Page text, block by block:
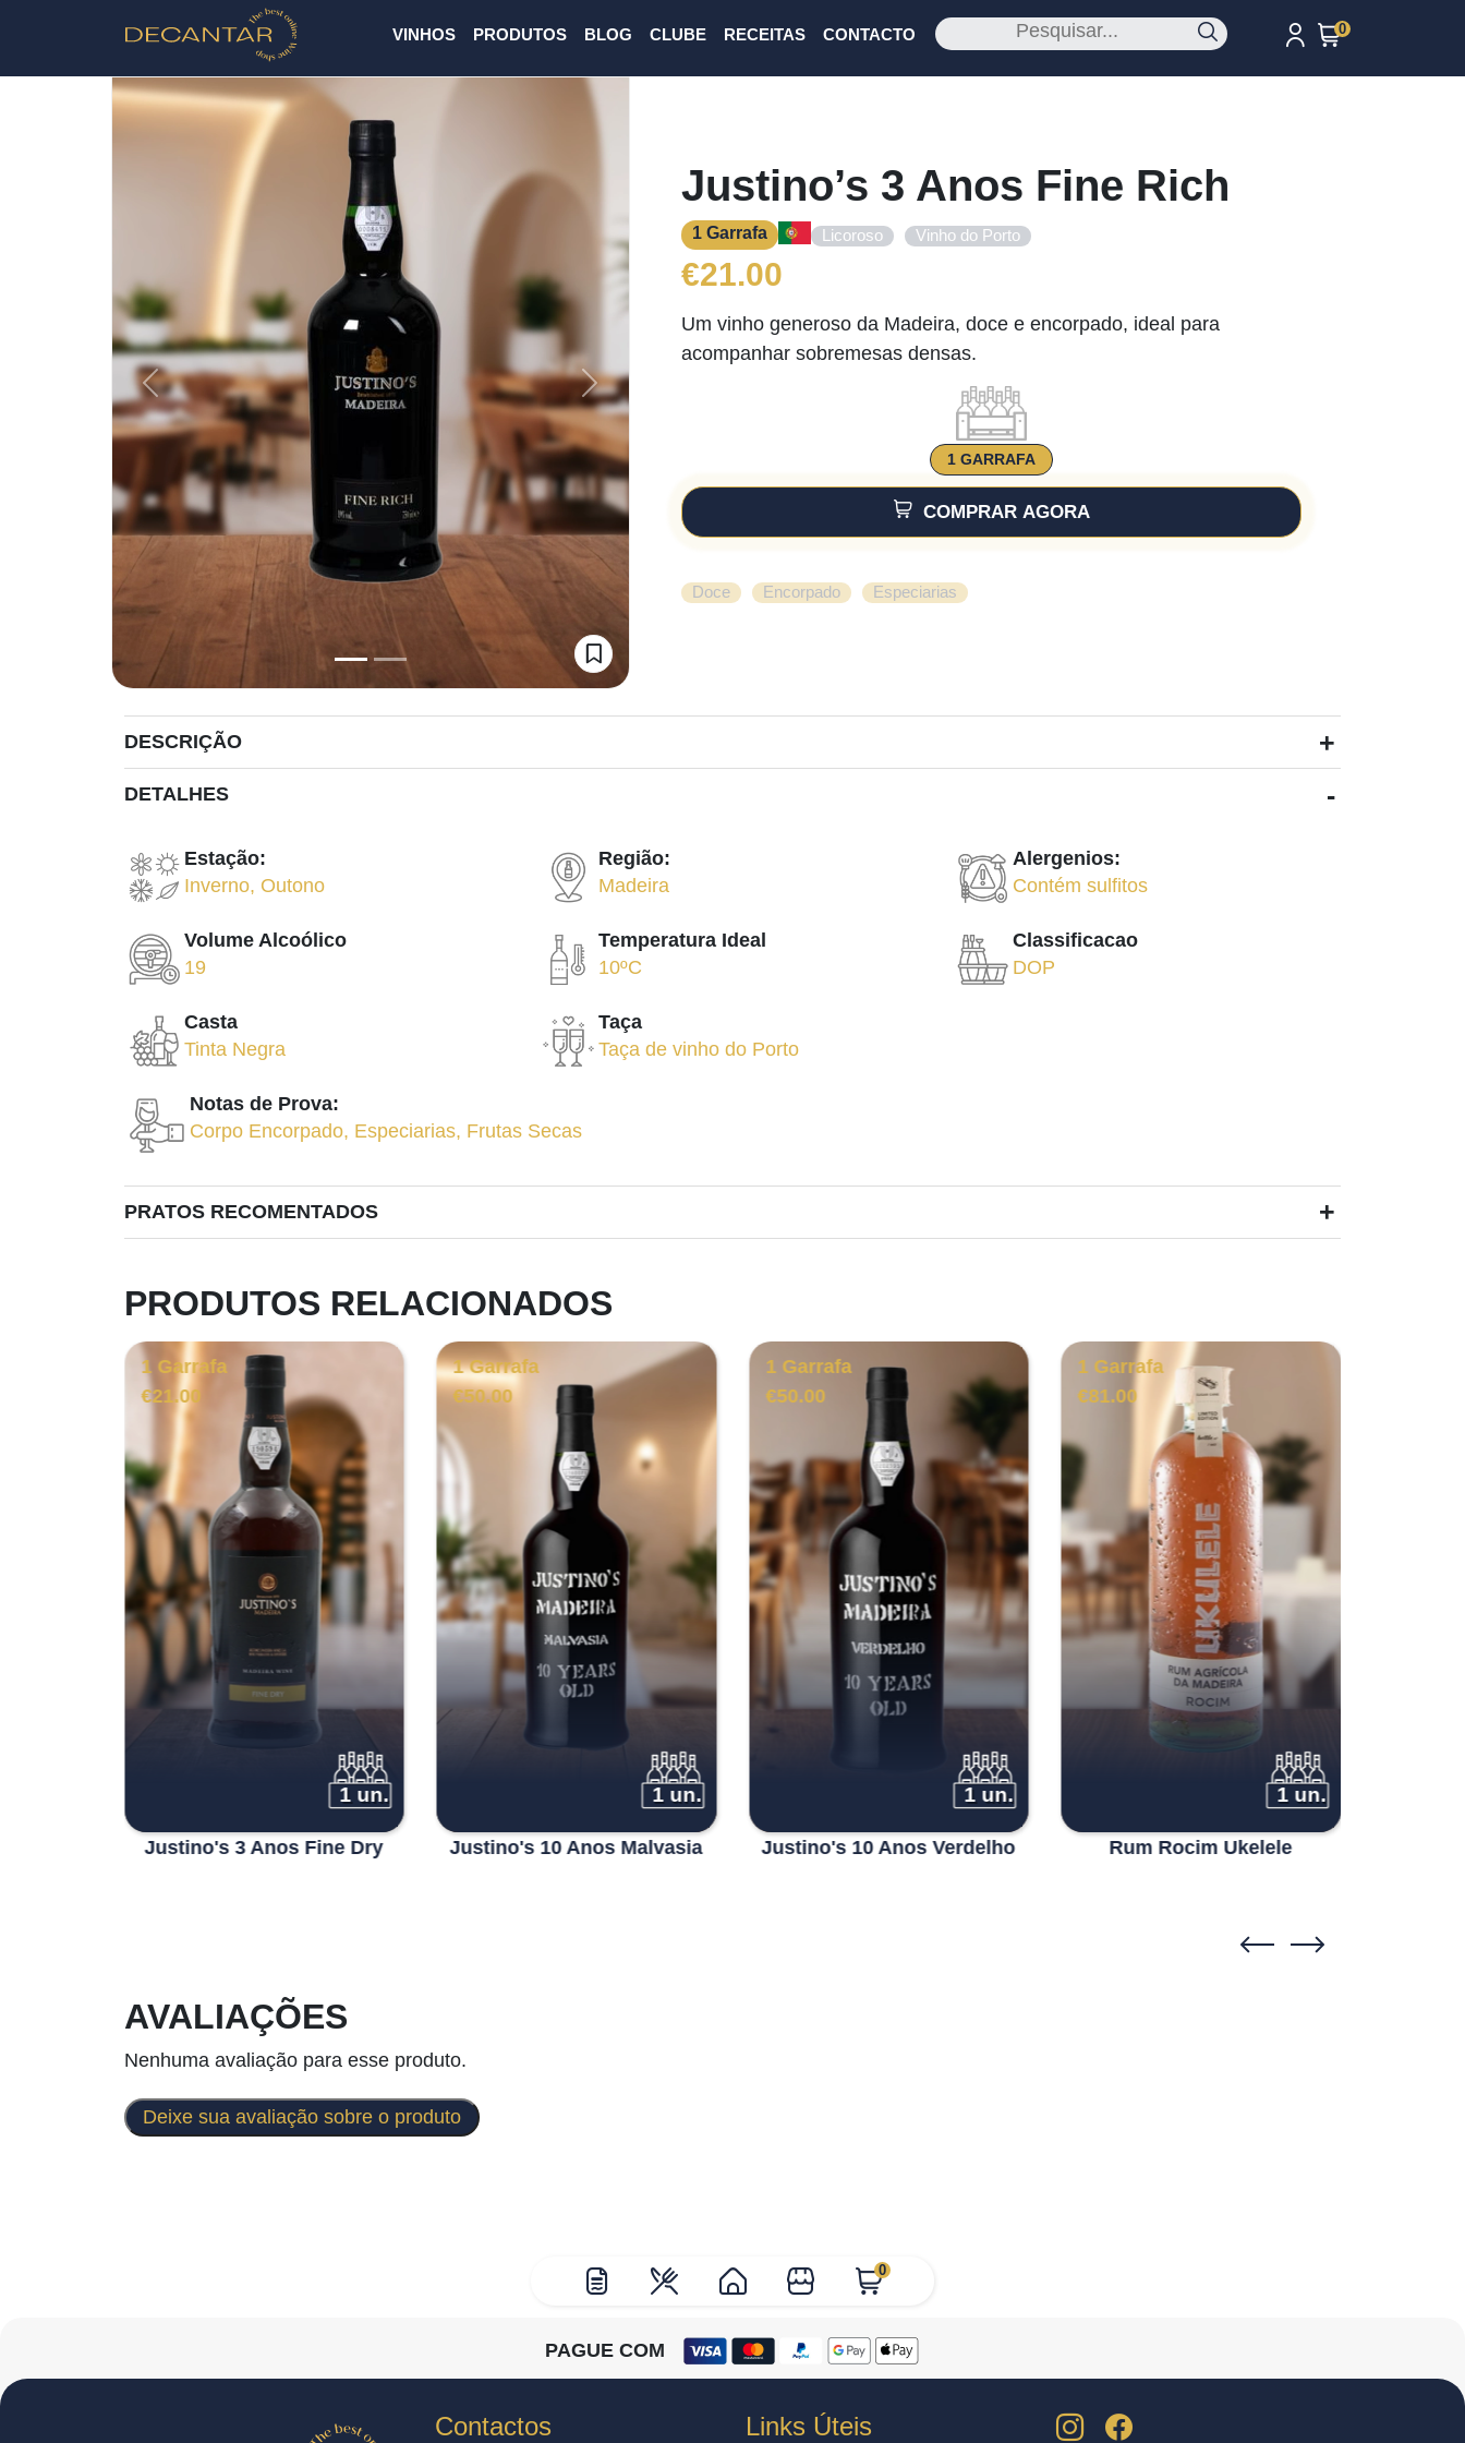
VINHOS PRODUTOS BLOG CLUBE RECEITAS CONTACTO 0
0
Previous Next
Justino’s 3 Anos Fine Rich
1 Garrafa Licoroso Vinho do Porto
€21.00
Um vinho generoso da Madeira, doce e encorpado, ideal para
acompanhar sobremesas densas.
1 GARRAFA
COMPRAR AGORA
Doce Encorpado Especiarias
DESCRIÇÃO +
DETALHES -
Estação:
Inverno, Outono
Região:
Madeira
Alergenios:
Contém sulfitos
Volume Alcoólico
19
Temperatura Ideal
10ºC
Classificacao
DOP
Casta
Tinta Negra
Taça
Taça de vinho do Porto
Notas de Prova:
Corpo Encorpado, Especiarias, Frutas Secas
PRATOS RECOMENTADOS +
PRODUTOS RELACIONADOS
1 Garrafa
€21.00
1 un.
Justino's 3 Anos Fine Dry
1 Garrafa
€50.00
1 un.
Justino's 10 Anos Malvasia
1 Garrafa
€50.00
1 un.
Justino's 10 Anos Verdelho
1 Garrafa
€81.00
1 un.
Rum Rocim Ukelele
AVALIAÇÕES
Nenhuma avaliação para esse produto.
Deixe sua avaliação sobre o produto
PAGUE COM
Contactos Links Úteis